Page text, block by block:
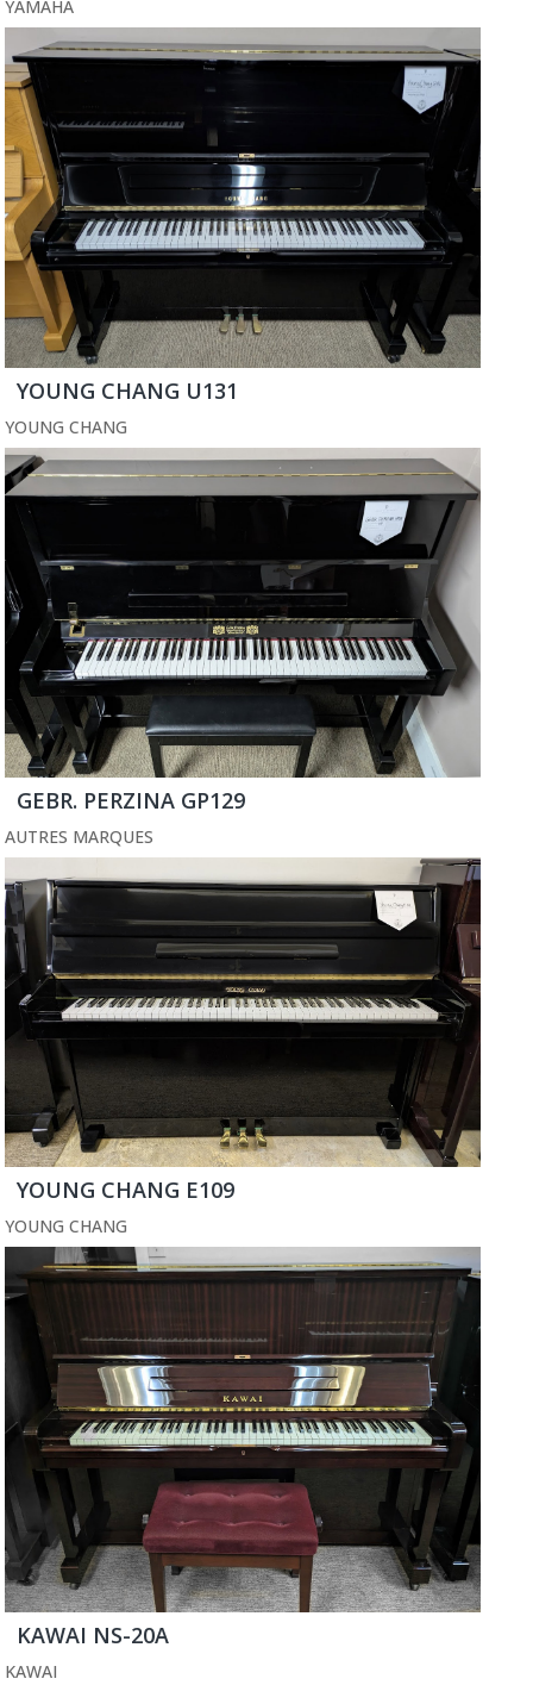
YAMAHA
YOUNG CHANG U131
YOUNG CHANG
GEBR. PERZINA GP129
AUTRES MARQUES
YOUNG CHANG E109
YOUNG CHANG
KAWAI NS-20A
KAWAI